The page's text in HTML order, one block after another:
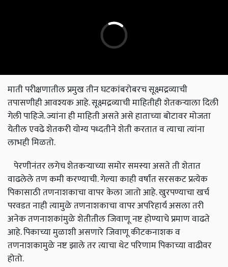
माती परीक्षणातील प्रमुख तीन घटकांबरोबरच सूक्ष्मद्रव्याची
तपासणीही आवश्यक आहे. सूक्ष्मद्रव्याची माहितीही शेतकर्‍याला दिली
गेली पाहिजे. ज्यांना ही माहिती असते असे हाताच्या बोटावर मोजता
येतील एवढे शेतकरी योग्य पध्दतीने शेती करतात व त्याचा त्यांना
लाभही मिळतो.
पेरणीनंतर लगेच शेतकर्‍याच्या समोर समस्या असते ती शेतात
वाढलेले तण कमी करण्याची. गेल्या काही वर्षांत सरसकट प्रत्येक
पिकासाठी तणनाशकाचा वापर केला जातो आहे. खुरपण्याचा खर्च
परवडत नाही त्यामुळे तणनाशकाचा वापर अपरिहार्य असला तरी
अनेक तणनाशकांमुळे शेतीतील जिवाणू नष्ट होण्याचे प्रमाण वाढते
आहे. पिकाच्या मुळाशी असणारे जिवाणू कीटकनाशक व
तणनाशकामुळे नष्ट झाले तर त्याचा थेट परिणाम पिकाच्या वाढीवर
होतो.